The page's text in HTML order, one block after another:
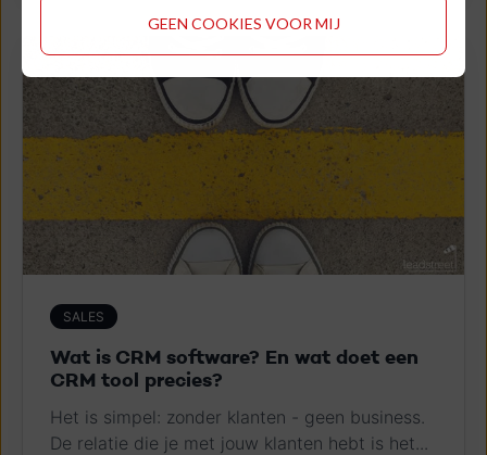
GEEN COOKIES VOOR MIJ
SALES
Wat is CRM software? En wat doet een
CRM tool precies?
Het is simpel: zonder klanten - geen business.
De relatie die je met jouw klanten hebt is het...